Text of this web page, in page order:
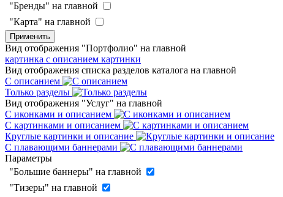
"Бренды" на главной
"Карта" на главной
Применить
Вид отображения "Портфолио" на главной
картинка с описанием картинки
Вид отображения списка разделов каталога на главной
С описанием
Только разделы
Вид отображения "Услуг" на главной
С иконками и описанием
С картинками и описанием
Круглые картинки и описание
С плавающими баннерами
Параметры
"Большие баннеры" на главной
"Тизеры" на главной